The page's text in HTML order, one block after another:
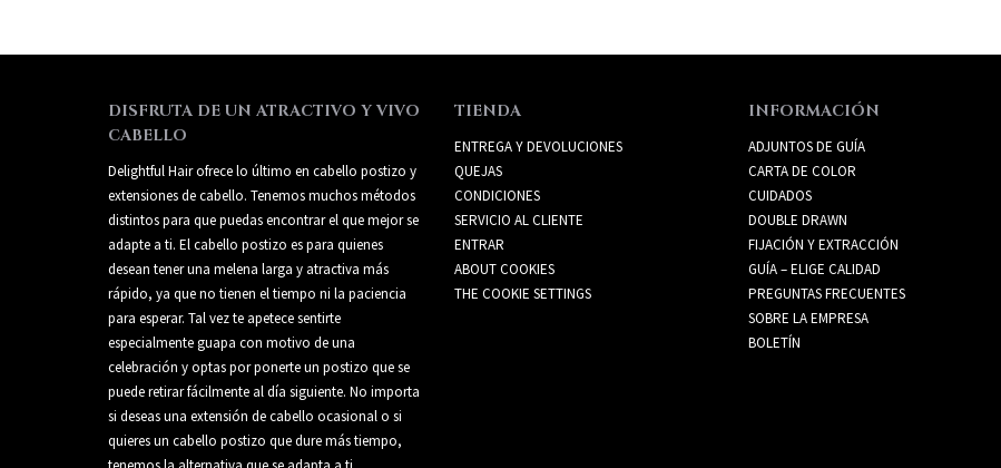
DISFRUTA DE UN ATRACTIVO Y VIVO
CABELLO
Delightful Hair ofrece lo último en cabello postizo y
extensiones de cabello. Tenemos muchos métodos
distintos para que puedas encontrar el que mejor se
adapte a ti. El cabello postizo es para quienes
desean tener una melena larga y atractiva más
rápido, ya que no tienen el tiempo ni la paciencia
para esperar. Tal vez te apetece sentirte
especialmente guapa con motivo de una
celebración y optas por ponerte un postizo que se
puede retirar fácilmente al día siguiente. No importa
si deseas una extensión de cabello ocasional o si
quieres un cabello postizo que dure más tiempo,
TIENDA
ENTREGA Y DEVOLUCIONES
QUEJAS
CONDICIONES
SERVICIO AL CLIENTE
ENTRAR
ABOUT COOKIES
THE COOKIE SETTINGS
INFORMACIÓN
ADJUNTOS DE GUÍA
CARTA DE COLOR
CUIDADOS
DOUBLE DRAWN
FIJACIÓN Y EXTRACCIÓN
GUÍA – ELIGE CALIDAD
PREGUNTAS FRECUENTES
SOBRE LA EMPRESA
BOLETÍN